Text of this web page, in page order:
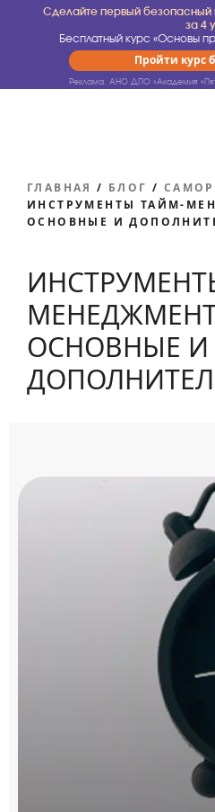
Сделайте первый безопасный
за 4
Бесплатный курс «Основы
Пройти курс
Реклама. АНО ДПО «Академия
ГЛАВНАЯ / БЛОГ /
ИНСТРУМЕНТЫ ТАЙМ-
ОСНОВНЫЕ И
ОСНОВНЫЕ И